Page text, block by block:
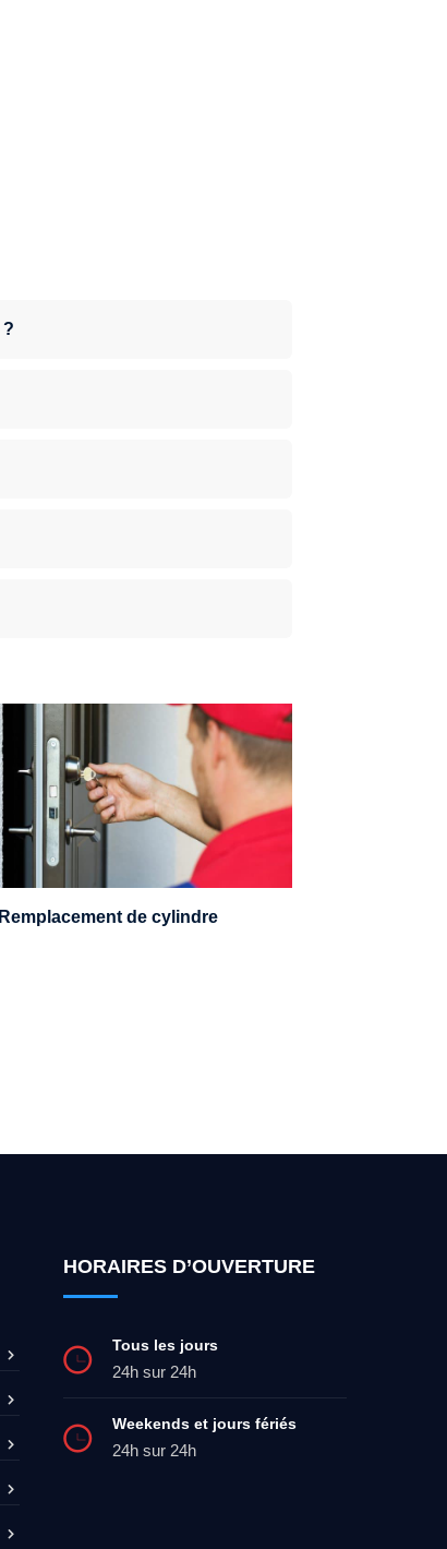
sera en mesure de choisir et
un cylindre standard, à 5
ou à 3 leviers, Mul-T-Lock ou
encore multipoints.
Remplacement de cylindre
HORAIRES D’OUVERTURE
Tous les jours
24h sur 24h
Weekends et jours fériés
24h sur 24h